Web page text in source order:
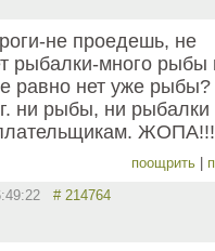
не проедешь, не
рыбалки-много рыбы
равно нет уже рыбы?
ни рыбы, ни рыбалки
ЖОПА!!!
поощрить |
# 214764